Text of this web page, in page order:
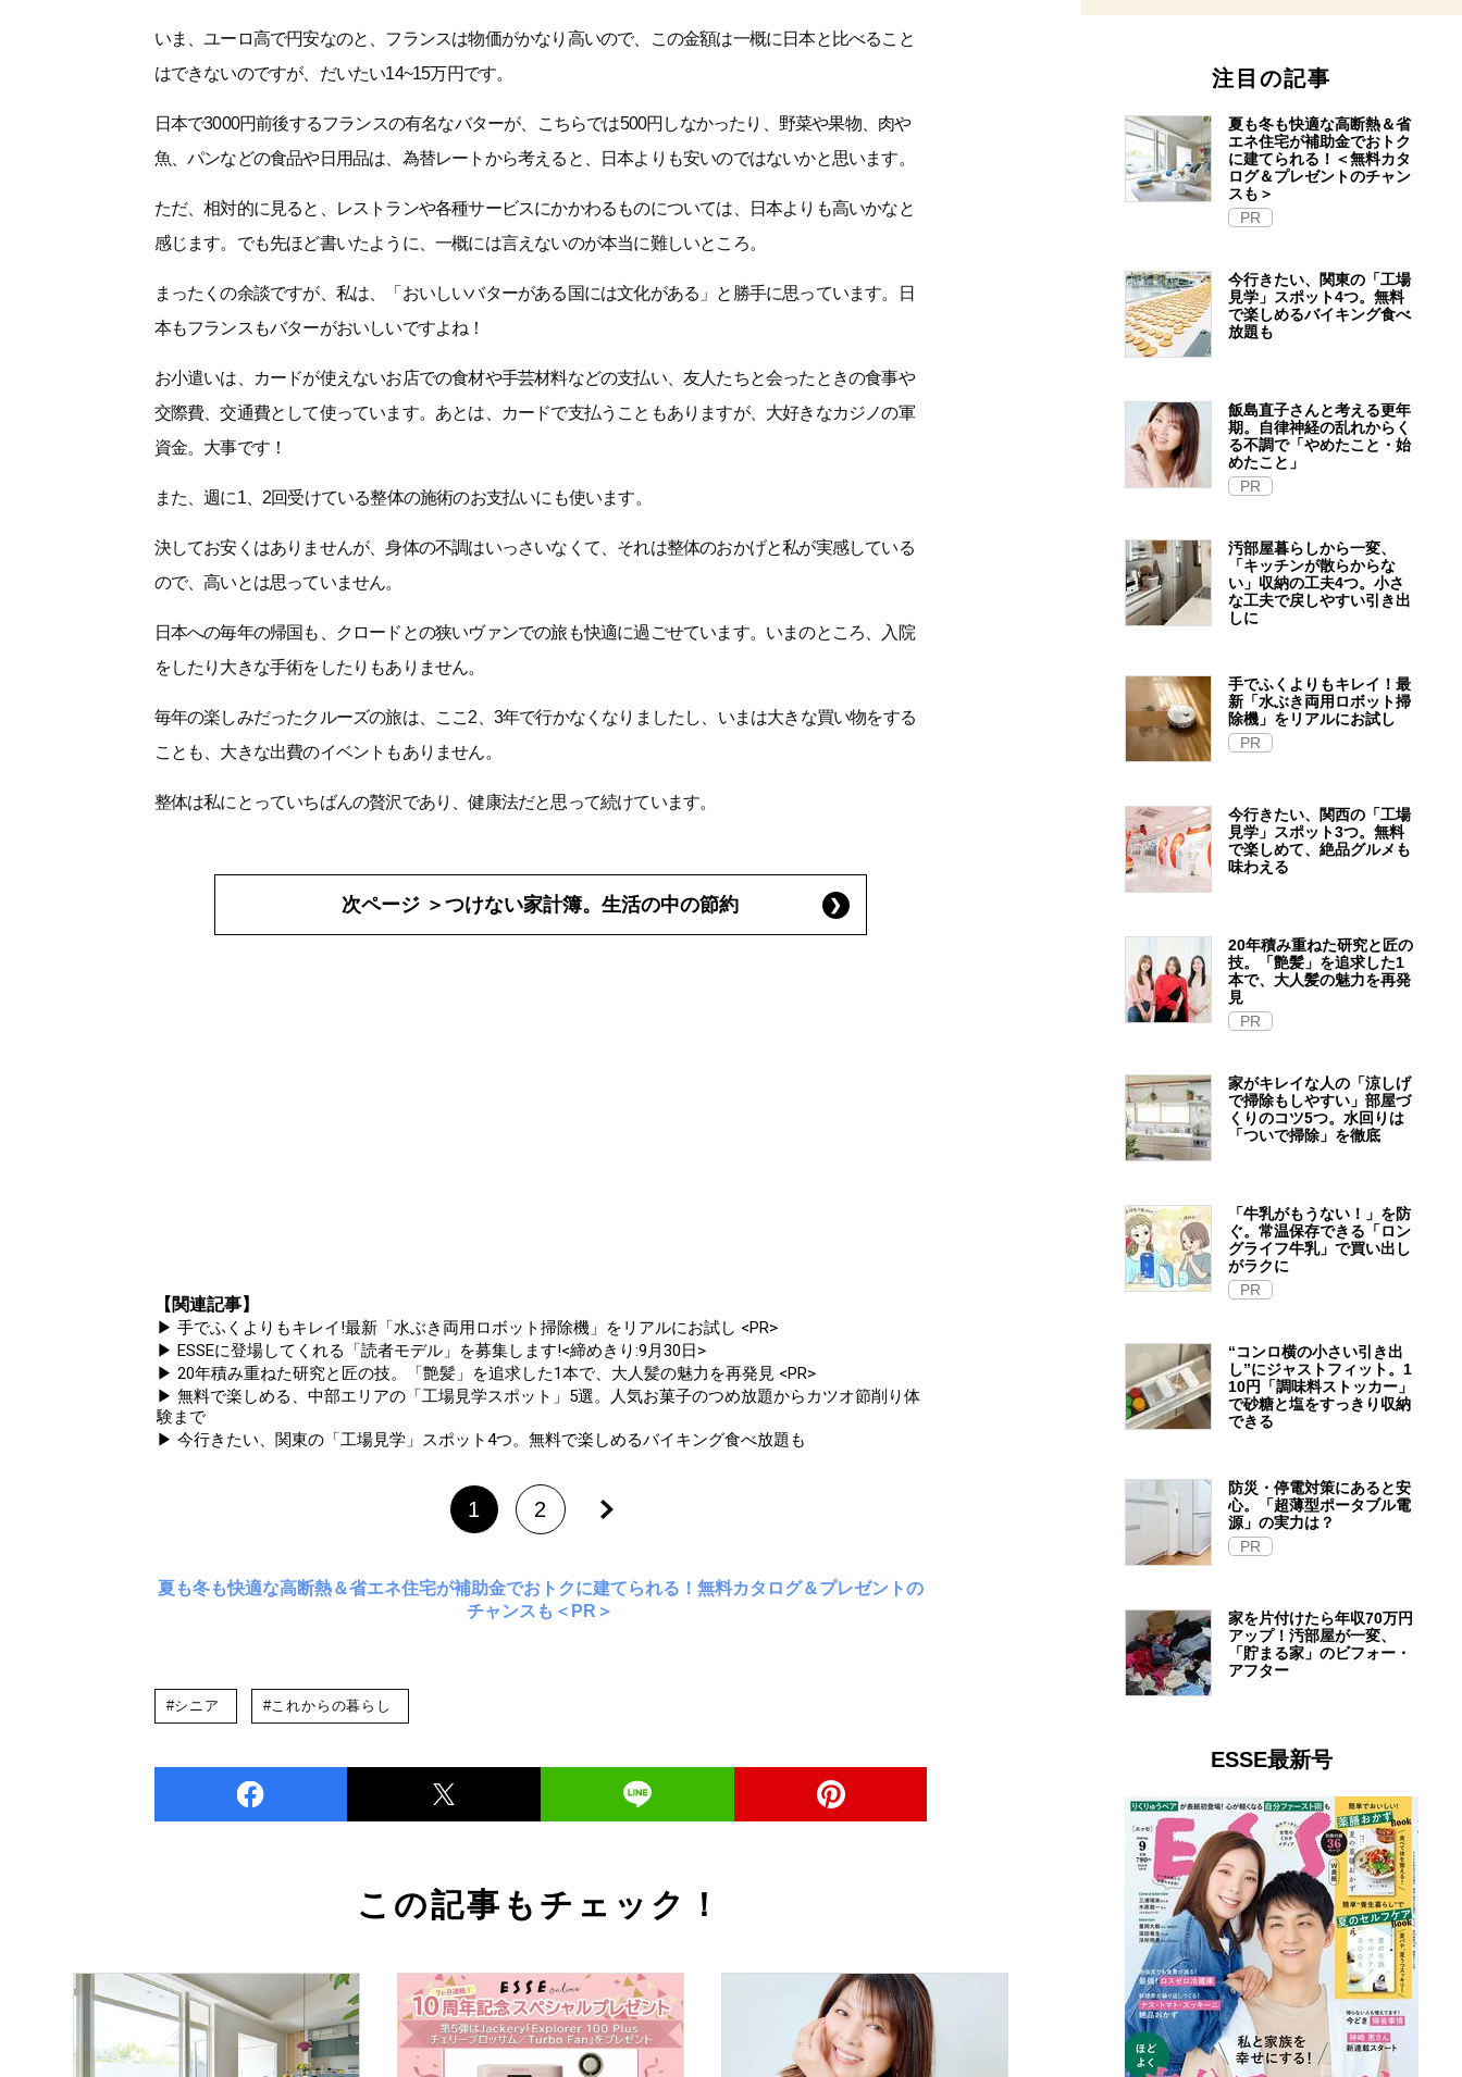
いま、ユーロ高で円安なのと、フランスは物価がかなり高いので、この金額は一概に日本と比べること
はできないのですが、だいたい14~15万円です。
日本で3000円前後するフランスの有名なバターが、こちらでは500円しなかったり、野菜や果物、肉や
魚、パンなどの食品や日用品は、為替レートから考えると、日本よりも安いのではないかと思います。
ただ、相対的に見ると、レストランや各種サービスにかかわるものについては、日本よりも高いかなと
感じます。でも先ほど書いたように、一概には言えないのが本当に難しいところ。
まったくの余談ですが、私は、「おいしいバターがある国には文化がある」と勝手に思っています。日
本もフランスもバターがおいしいですよね！
お小遣いは、カードが使えないお店での食材や手芸材料などの支払い、友人たちと会ったときの食事や
交際費、交通費として使っています。あとは、カードで支払うこともありますが、大好きなカジノの軍
資金。大事です！
また、週に1、2回受けている整体の施術のお支払いにも使います。
決してお安くはありませんが、身体の不調はいっさいなくて、それは整体のおかげと私が実感している
ので、高いとは思っていません。
日本への毎年の帰国も、クロードとの狭いヴァンでの旅も快適に過ごせています。いまのところ、入院
をしたり大きな手術をしたりもありません。
毎年の楽しみだったクルーズの旅は、ここ2、3年で行かなくなりましたし、いまは大きな買い物をする
ことも、大きな出費のイベントもありません。
整体は私にとっていちばんの贅沢であり、健康法だと思って続けています。
次ページ ＞つけない家計簿。生活の中の節約
【関連記事】
▶ 手でふくよりもキレイ!最新「水ぶき両用ロボット掃除機」をリアルにお試し <PR>
▶ ESSEに登場してくれる「読者モデル」を募集します!<締めきり:9月30日>
▶ 20年積み重ねた研究と匠の技。「艶髪」を追求した1本で、大人髪の魅力を再発見 <PR>
▶ 無料で楽しめる、中部エリアの「工場見学スポット」5選。人気お菓子のつめ放題からカツオ節削り体
験まで
▶ 今行きたい、関東の「工場見学」スポット4つ。無料で楽しめるバイキング食べ放題も
1 2
夏も冬も快適な高断熱＆省エネ住宅が補助金でおトクに建てられる！無料カタログ＆プレゼントの
チャンスも＜PR＞
#シニア #これからの暮らし
この記事もチェック！
注目の記事
夏も冬も快適な高断熱＆省
エネ住宅が補助金でおトク
に建てられる！＜無料カタ
ログ＆プレゼントのチャン
スも＞
PR
今行きたい、関東の「工場
見学」スポット4つ。無料
で楽しめるバイキング食べ
放題も
飯島直子さんと考える更年
期。自律神経の乱れからく
る不調で「やめたこと・始
めたこと」
PR
汚部屋暮らしから一変、
「キッチンが散らからな
い」収納の工夫4つ。小さ
な工夫で戻しやすい引き出
しに
手でふくよりもキレイ！最
新「水ぶき両用ロボット掃
除機」をリアルにお試し
PR
今行きたい、関西の「工場
見学」スポット3つ。無料
で楽しめて、絶品グルメも
味わえる
20年積み重ねた研究と匠の
技。「艶髪」を追求した1
本で、大人髪の魅力を再発
見
PR
家がキレイな人の「涼しげ
で掃除もしやすい」部屋づ
くりのコツ5つ。水回りは
「ついで掃除」を徹底
「牛乳がもうない！」を防
ぐ。常温保存できる「ロン
グライフ牛乳」で買い出し
がラクに
PR
“コンロ横の小さい引き出
し”にジャストフィット。1
10円「調味料ストッカー」
で砂糖と塩をすっきり収納
できる
防災・停電対策にあると安
心。「超薄型ポータブル電
源」の実力は？​
PR
家を片付けたら年収70万円
アップ！汚部屋が一変、
「貯まる家」のビフォー・
アフター
ESSE最新号